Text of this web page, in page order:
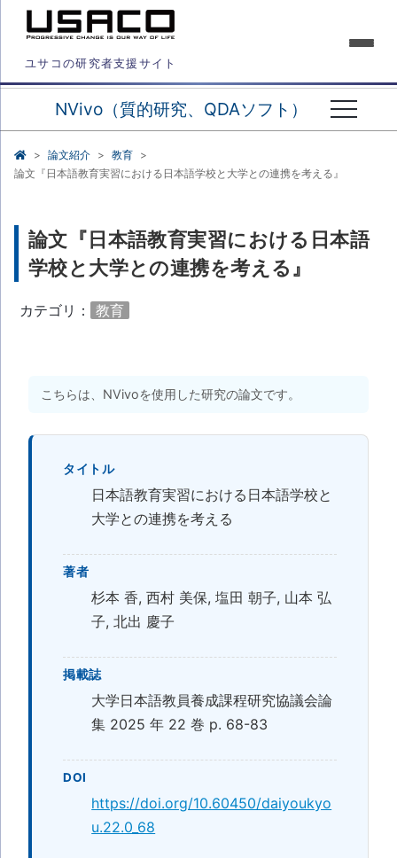
ユサコの研究者支援サイト
NVivo（質的研究、QDAソフト）
論文紹介
教育
論文『日本語教育実習における日本語学校と大学との連携を考える』
論文『日本語教育実習における日本語
学校と大学との連携を考える』
カテゴリ： 教育
こちらは、NVivoを使用した研究の論文です。
タイトル
日本語教育実習における日本語学校と
大学との連携を考える
著者
杉本 香, 西村 美保, 塩田 朝子, 山本 弘
子, 北出 慶子
掲載誌
大学日本語教員養成課程研究協議会論
集 2025 年 22 巻 p. 68-83
DOI
https://doi.org/10.60450/daiyoukyo
u.22.0_68